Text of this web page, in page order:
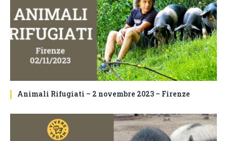
Animali Rifugiati – 2 novembre 2023 – Firenze